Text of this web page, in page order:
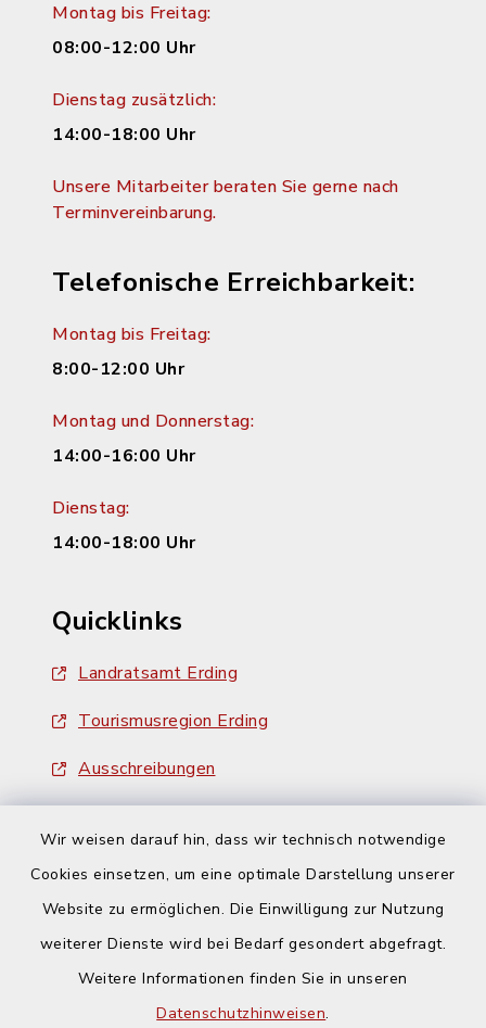
Wir weisen darauf hin, dass wir technisch notwendige
Cookies einsetzen, um eine optimale Darstellung unserer
Website zu ermöglichen. Die Einwilligung zur Nutzung
weiterer Dienste wird bei Bedarf gesondert abgefragt.
Weitere Informationen finden Sie in unseren
Datenschutzhinweisen.
Montag bis Freitag:
08:00-12:00 Uhr
Dienstag zusätzlich:
14:00-18:00 Uhr
Unsere Mitarbeiter beraten Sie gerne nach
Terminvereinbarung.
Telefonische Erreichbarkeit:
Montag bis Freitag:
8:00-12:00 Uhr
Montag und Donnerstag:
14:00-16:00 Uhr
Dienstag:
14:00-18:00 Uhr
Quicklinks
Landratsamt Erding
Tourismusregion Erding
Ausschreibungen
Barrierefreiheit